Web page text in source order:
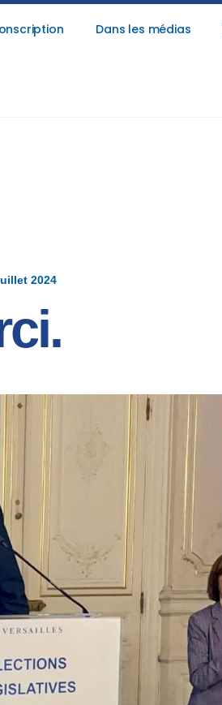
Dans les médias
2024